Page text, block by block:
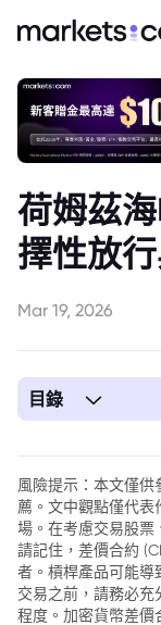
荷姆茲
擇性放
Mar 19, 2026
目錄
連鎖反應
風險提示：本文僅供
薦。文中觀點僅代表
場。在考慮交易股票
請記住，差價合約
者。槓桿產品可能導
交易之前，請務必
程度。加密貨幣差價